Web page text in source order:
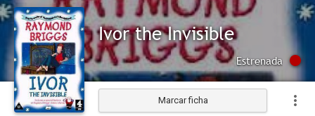
Ivor the Invisible
Estrenada
Marcar ficha